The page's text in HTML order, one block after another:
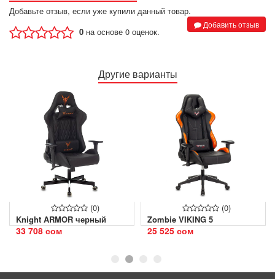
Добавьте отзыв, если уже купили данный товар.
Добавить отзыв
0 на основе 0 оценок.
Другие варианты
(0)
Knight ARMOR черный
33 708 сом
(0)
Zombie VIKING 5
25 525 сом